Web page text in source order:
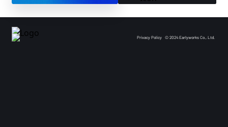
Privacy Policy © 2024 Earlyworks Co., Ltd.